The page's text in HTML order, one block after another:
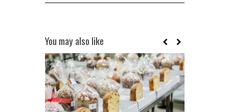
You may also like
DUIS ET